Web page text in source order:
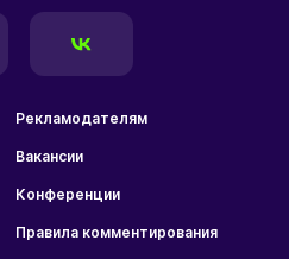
Рекламодателям
Вакансии
Конференции
Правила комментирования